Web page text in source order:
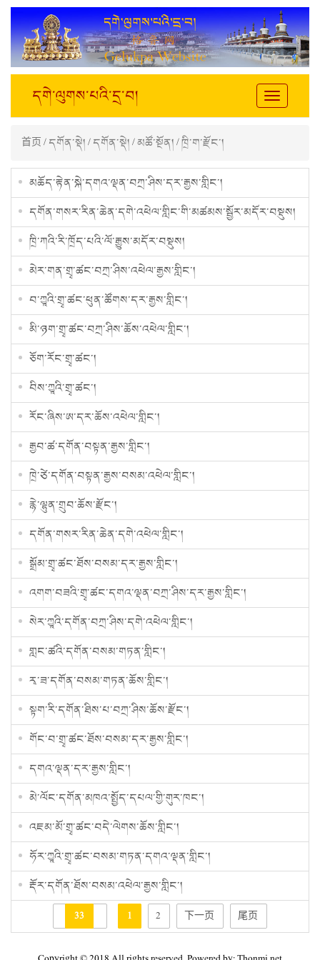
Toggle
navigation
དགེ་ལུགས་པའི་དྲ་བ།
首页/དགོན་སྡེ།/དགོན་སྡེ།/མཚོ་སྔོན།/ཁྲི་ག་རྫོང་།
མཆོད་རྟེན་སྐེ་དགའ་ལྡན་བཀྲ་ཤིས་དར་རྒྱས་གླིང་།
དགོན་གསར་རིན་ཆེན་དགེ་འཕེལ་གླིང་གི་མཚམས་སྦྱོར་མདོར་བསྡུས།
ཁྲི་ཀའི་རི་ཁྲོད་པའི་ལོ་རྒྱུས་མདོར་བསྡུས།
མེར་གན་གྲྭ་ཚང་བཀྲ་ཤིས་འཕེལ་རྒྱས་གླིང་།
བ་ཀྱཱའི་གྲྭ་ཚང་ཕུན་ཚོགས་དར་རྒྱས་གླིང་།
མི་ཉག་གྲྭ་ཚང་བཀྲ་ཤིས་ཆོས་འཕེལ་གླིང་།
ཅོག་རོང་གྲྭ་ཚང་།
བིས་ཀྱཱའི་གྲྭ་ཚང་།
རོང་ཞིས་ཨ་དར་ཆོས་འཕེལ་གླིང་།
རྒྱབ་ཚ་དགོན་བསྟན་རྒྱས་གླིང་།
ཁྲེ་ཙེ་དགོན་བསྟན་རྒྱས་བསམ་འཕེལ་གླིང་།
རྙེ་ལྷུན་གྲུབ་ཆོས་རྫོང་།
དགོན་གསར་རིན་ཆེན་དགེ་འཕེལ་གླིང་།
སྒྲོམ་གྲྭ་ཚང་ཐོས་བསམ་དར་རྒྱས་གླིང་།
འགག་བཟའི་གྲྭ་ཚང་དགའ་ལྡན་བཀྲ་ཤིས་དར་རྒྱས་གླིང་།
སེར་ཀྱཱའི་དགོན་བཀྲ་ཤིས་དགེ་འཕེལ་གླིང་།
གླང་ཚའི་དགོན་བསམ་གཏན་གླིང་།
རྭ་ཟ་དགོན་བསམ་གཏན་ཆོས་གླིང་།
སྟག་རི་དགོན་ཐིས་པ་བཀྲ་ཤིས་ཆོས་རྫོང་།
གོང་བ་གྲྭ་ཚང་ཐོས་བསམ་དར་རྒྱས་གླིང་།
དགའ་ལྡན་དར་རྒྱས་གླིང་།
མེ་ལོང་དགོན་མཁའ་སྤྱོད་དཔལ་གྱི་གུར་ཁང་།
འཇམ་མོ་གྲྭ་ཚང་བདེ་ལེགས་ཆོས་གླིང་།
ཧོར་ཀྱཱའི་གྲྭ་ཚང་བསམ་གཏན་དགའ་ལྡན་གླིང་།
རྡོར་དགོན་ཐོས་བསམ་འཕེལ་རྒྱས་གླིང་།
33
1 2 下一页 尾页